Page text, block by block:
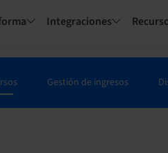
Integraciones
Gestión de ingresos